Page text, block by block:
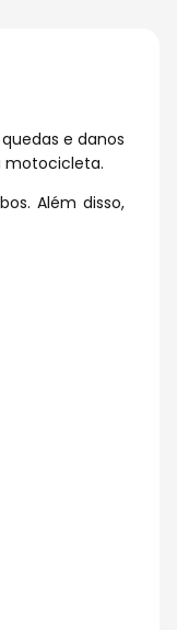
e danos
motocicleta.
Além disso,